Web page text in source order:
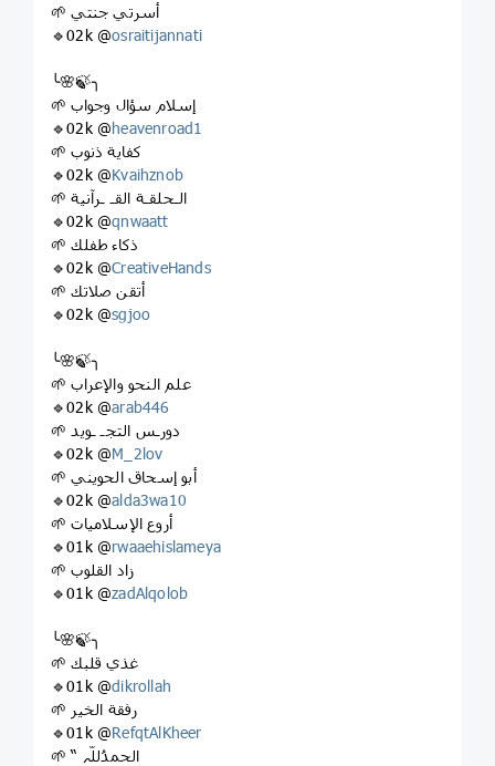
🌱 أسرتي جنتي
🔹02k @osraitijannati
╰🌸🍃╮
🌱 إسلام سؤال وجواب
🔹02k @heavenroad1
🌱 كفاية ذنوب
🔹02k @Kvaihznob
🌱 الـحلقـة القـ ـرآنية
🔹02k @qnwaatt
🌱 ذكاء طفلك
🔹02k @CreativeHands
🌱 أتقن صلاتك
🔹02k @sgjoo
╰🌸🍃╮
🌱 علم النحو والإعراب
🔹02k @arab446
🌱 دورـس التجـ ـويد
🔹02k @M_2lov
🌱 أبو إسحاق الحويني
🔹02k @alda3wa10
🌱 أروع الإسلاميات
🔹01k @rwaaehislameya
🌱 زاد القلوب
🔹01k @zadAlqolob
╰🌸🍃╮
🌱 غذي قلبك
🔹01k @dikrollah
🌱 رفقة الخير
🔹01k @RefqtAlKheer
🌱 “ الحمدُللّہ